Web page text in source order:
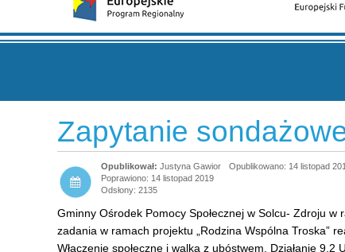
Zapytanie
Justyna Gawior
Opublikowano: 14 listopad
Poprawiono: 14 listopad 2019
Odsłony: 2135
Gminny Ośrodek Pomocy Społecznej w Solcu- Zdroju
zadania w ramach projektu „Rodzina Wspólna Troska”
Włączenie społeczne i walka z ubóstwem, Działanie